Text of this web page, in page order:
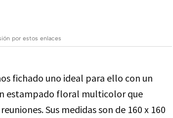
por estos enlaces
fichado uno ideal para ello con un
estampado floral multicolor que
Sus medidas son de 160 x 160